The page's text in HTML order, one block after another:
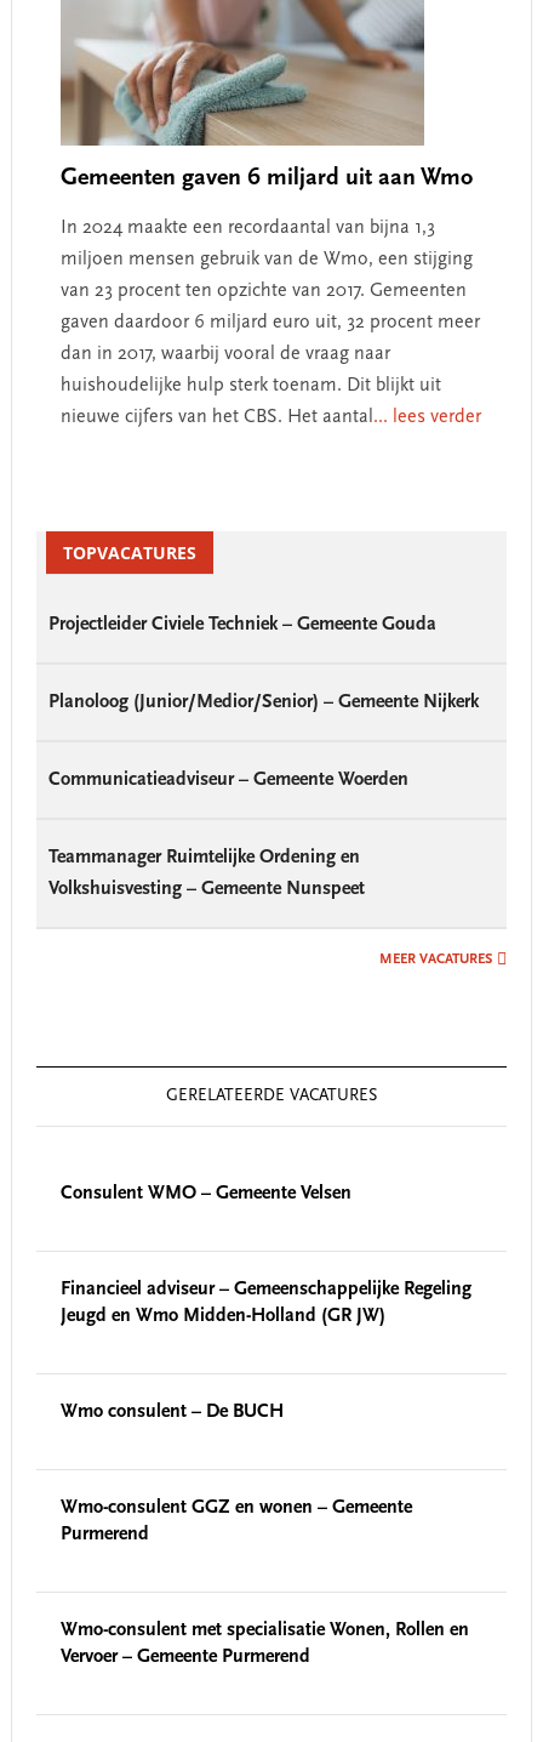
Gemeenten gaven 6 miljard uit aan Wmo
In 2024 maakte een recordaantal van bijna 1,3
miljoen mensen gebruik van de Wmo, een stijging
van 23 procent ten opzichte van 2017. Gemeenten
gaven daardoor 6 miljard euro uit, 32 procent meer
dan in 2017, waarbij vooral de vraag naar
huishoudelijke hulp sterk toenam. Dit blijkt uit
nieuwe cijfers van het CBS. Het aantal ... lees verder
SidebarTOPVACATURES
Projectleider Civiele Techniek – Gemeente Gouda
Planoloog (Junior/Medior/Senior) – Gemeente Nijkerk
Communicatieadviseur – Gemeente Woerden
Teammanager Ruimtelijke Ordening en
Volkshuisvesting – Gemeente Nunspeet
MEER VACATURES
GERELATEERDE VACATURES
Consulent WMO – Gemeente Velsen
Financieel adviseur – Gemeenschappelijke Regeling
Jeugd en Wmo Midden-Holland (GR JW)
Wmo consulent – De BUCH
Wmo-consulent GGZ en wonen – Gemeente
Purmerend
Wmo-consulent met specialisatie Wonen, Rollen en
Vervoer – Gemeente Purmerend